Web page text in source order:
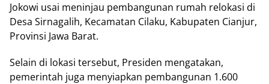
Jokowi usai meninjau pembangunan rumah relokasi di
Desa Sirnagalih, Kecamatan Cilaku, Kabupaten Cianjur,
Provinsi Jawa Barat.
Selain di lokasi tersebut, Presiden mengatakan,
pemerintah juga menyiapkan pembangunan 1.600